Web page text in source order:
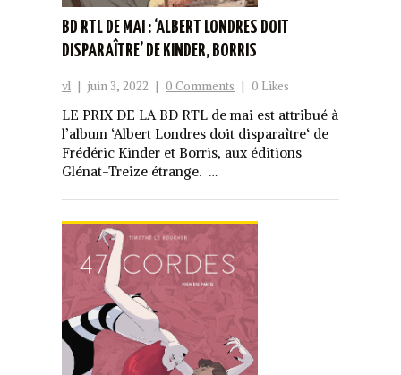
BD RTL DE MAI : ‘ALBERT LONDRES DOIT
DISPARAÎTRE’ DE KINDER, BORRIS
vl | juin 3, 2022 | 0 Comments | 0 Likes
LE PRIX DE LA BD RTL de mai est attribué à
l’album ‘Albert Londres doit disparaître‘ de
Frédéric Kinder et Borris, aux éditions
Glénat-Treize étrange. …